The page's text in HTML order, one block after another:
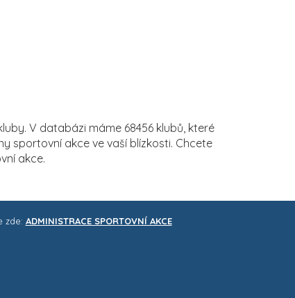
V databázi máme 68456 klubů, které
sportovní akce ve vaší blízkosti. Chcete
akce.
zde: ADMINISTRACE SPORTOVNÍ AKCE